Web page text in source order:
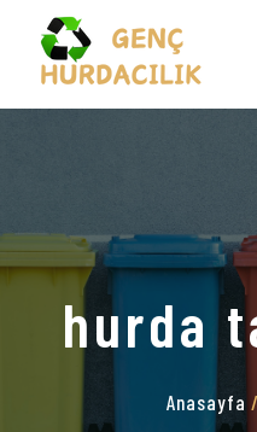
hurda
Anasayfa